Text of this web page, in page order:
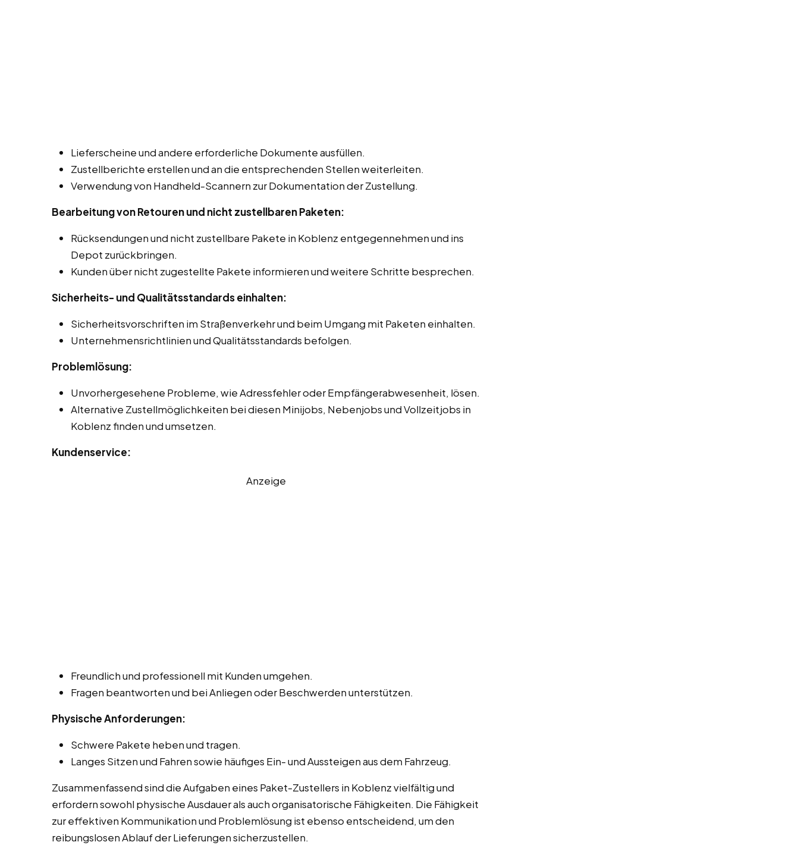
Lieferscheine und andere erforderliche Dokumente ausfüllen.
Zustellberichte erstellen und an die entsprechenden Stellen weiterleiten.
Verwendung von Handheld-Scannern zur Dokumentation der Zustellung.
Bearbeitung von Retouren und nicht zustellbaren Paketen:
Rücksendungen und nicht zustellbare Pakete in Koblenz entgegennehmen und ins
Depot zurückbringen.
Kunden über nicht zugestellte Pakete informieren und weitere Schritte besprechen.
Sicherheits- und Qualitätsstandards einhalten:
Sicherheitsvorschriften im Straßenverkehr und beim Umgang mit Paketen einhalten.
Unternehmensrichtlinien und Qualitätsstandards befolgen.
Problemlösung:
Unvorhergesehene Probleme, wie Adressfehler oder Empfängerabwesenheit, lösen.
Alternative Zustellmöglichkeiten bei diesen Minijobs, Nebenjobs und Vollzeitjobs in
Koblenz finden und umsetzen.
Kundenservice:
Anzeige
Freundlich und professionell mit Kunden umgehen.
Fragen beantworten und bei Anliegen oder Beschwerden unterstützen.
Physische Anforderungen:
Schwere Pakete heben und tragen.
Langes Sitzen und Fahren sowie häufiges Ein- und Aussteigen aus dem Fahrzeug.
Zusammenfassend sind die Aufgaben eines Paket-Zustellers in Koblenz vielfältig und
erfordern sowohl physische Ausdauer als auch organisatorische Fähigkeiten. Die Fähigkeit
zur effektiven Kommunikation und Problemlösung ist ebenso entscheidend, um den
reibungslosen Ablauf der Lieferungen sicherzustellen.